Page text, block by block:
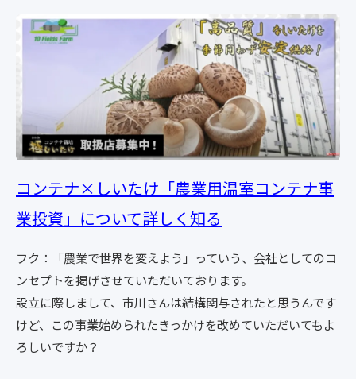
コンテナ×しいたけ「農業用温室コンテナ事
業投資」について詳しく知る
フク：「農業で世界を変えよう」っていう、会社としてのコ
ンセプトを掲げさせていただいております。
設立に際しまして、市川さんは結構関与されたと思うんです
けど、この事業始められたきっかけを改めていただいてもよ
ろしいですか？